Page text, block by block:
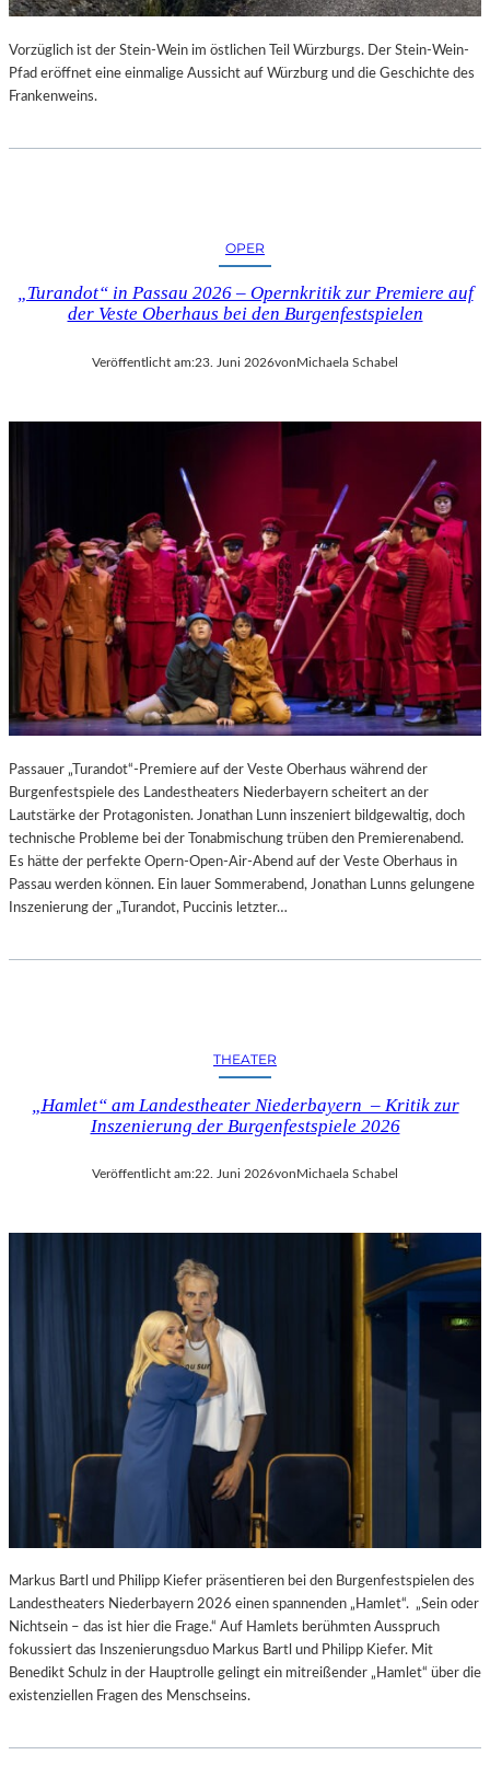
U
R
-
Vorzüglich ist der Stein-Wein im östlichen Teil Würzburgs. Der Stein-Wein-
Pfad eröffnet eine einmalige Aussicht auf Würzburg und die Geschichte des
Frankenweins.
OPER
„Turandot“ in Passau 2026 – Opernkritik zur Premiere auf
der Veste Oberhaus bei den Burgenfestspielen
Veröffentlicht am:23. Juni 2026vonMichaela Schabel
Passauer „Turandot“-Premiere auf der Veste Oberhaus während der
Burgenfestspiele des Landestheaters Niederbayern scheitert an der
Lautstärke der Protagonisten. Jonathan Lunn inszeniert bildgewaltig, doch
technische Probleme bei der Tonabmischung trüben den Premierenabend.
Es hätte der perfekte Opern-Open-Air-Abend auf der Veste Oberhaus in
Passau werden können. Ein lauer Sommerabend, Jonathan Lunns gelungene
Inszenierung der „Turandot, Puccinis letzter…
THEATER
„Hamlet“ am Landestheater Niederbayern – Kritik zur
Inszenierung der Burgenfestspiele 2026
Veröffentlicht am:22. Juni 2026vonMichaela Schabel
Markus Bartl und Philipp Kiefer präsentieren bei den Burgenfestspielen des
Landestheaters Niederbayern 2026 einen spannenden „Hamlet“. „Sein oder
Nichtsein – das ist hier die Frage.“ Auf Hamlets berühmten Ausspruch
fokussiert das Inszenierungsduo Markus Bartl und Philipp Kiefer. Mit
Benedikt Schulz in der Hauptrolle gelingt ein mitreißender „Hamlet“ über die
existenziellen Fragen des Menschseins.